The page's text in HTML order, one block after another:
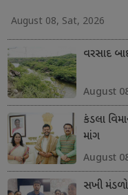
August 08, Sat, 2026
વરસાદ
August
કંડલા
માંગ
August
સખી